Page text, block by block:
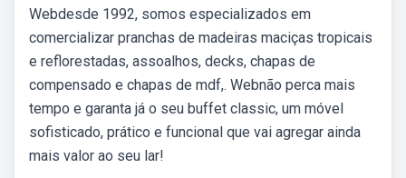
Webdesde 1992, somos especializados em
comercializar pranchas de madeiras maciças tropicais
e reflorestadas, assoalhos, decks, chapas de
compensado e chapas de mdf,. Webnão perca mais
tempo e garanta já o seu buffet classic, um móvel
sofisticado, prático e funcional que vai agregar ainda
mais valor ao seu lar!